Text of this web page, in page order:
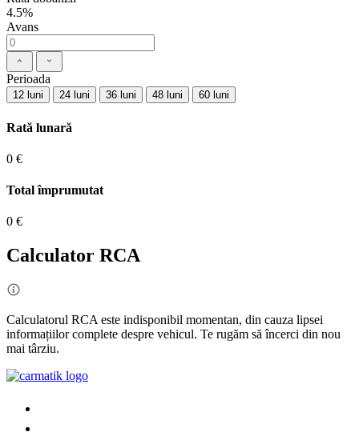
4.5%
Avans
Perioada
12 luni 24 luni 36 luni 48 luni 60 luni
Rată lunară
0 €
Total împrumutat
0 €
Calculator RCA
Calculatorul RCA este indisponibil momentan, din cauza lipsei
informațiilor complete despre vehicul. Te rugăm să încerci din nou
mai târziu.